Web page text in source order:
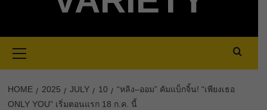
Menu
HOME 2025 JULY 10
“หลิง–ออม” คัมแบ็กจิ้น! “เพียงเธอ
ONLY YOU” เริ่มตอนแรก 18 ก.ค. นี้